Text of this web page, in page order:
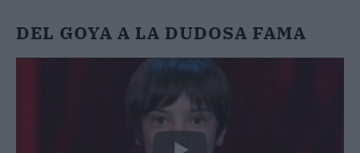
DEL GOYA A LA DUDOSA FAMA